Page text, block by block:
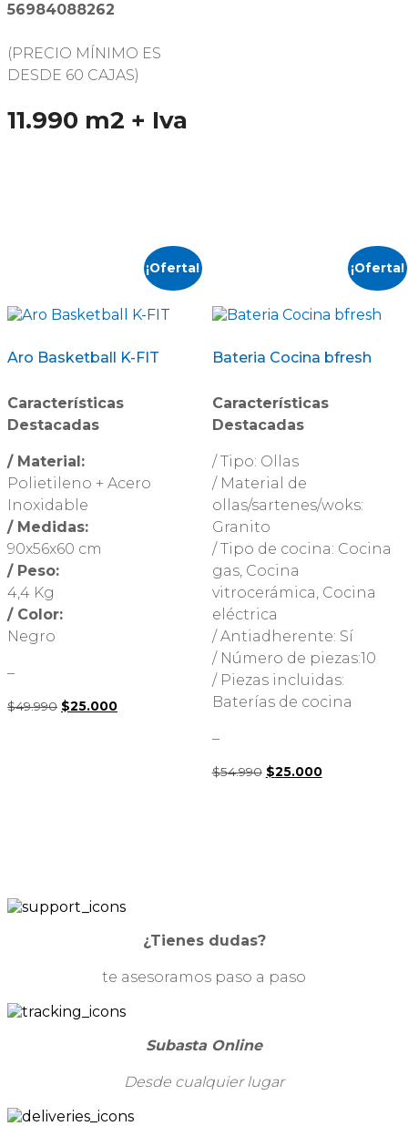
56984088262
(PRECIO MÍNIMO ES
DESDE 60 CAJAS)
11.990 m2 + Iva
¡Oferta!
Aro Basketball K-FIT
Características
Destacadas
/ Material:
Polietileno + Acero
Inoxidable
/ Medidas:
90x56x60 cm
/ Peso:
4,4 Kg
/ Color:
Negro
–
$49.990 El
$25.000
¡Oferta!
Bateria Cocina bfresh
Características
Destacadas
/ Tipo: Ollas
/ Material de
ollas/sartenes/woks:
Granito
/ Tipo de cocina: Cocina
gas, Cocina
vitrocerámica, Cocina
eléctrica
/ Antiadherente: Sí
/ Número de piezas:10
/ Piezas incluidas:
Baterías de cocina
–
$54.990 El
$25.000El
¿Tienes dudas?
te asesoramos paso a paso
Subasta Online
Desde cualquier lugar